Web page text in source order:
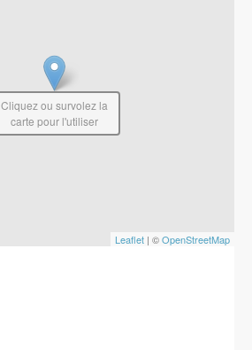
Leaflet | ©OpenStreetMap
Cliquez ou survolez la
carte pour l'utiliser